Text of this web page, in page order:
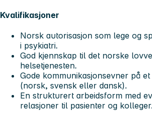
Kvalifikasjoner
Norsk autorisasjon som lege og
i psykiatri.
God kjennskap til det norske
helsetjenesten.
Gode kommunikasjonsevner på
(norsk, svensk eller dansk).
En strukturert arbeidsform med
relasjoner til pasienter og kolleger.